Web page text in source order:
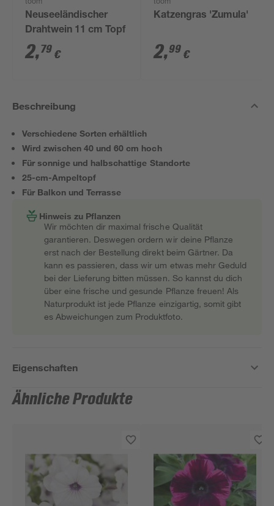
toom
Neuseeländischer
Drahtwein 11 cm Topf
2,79 €
toom
Katzengras 'Zumula'
2,99 €
Beschreibung
Verschiedene Sorten erhältlich
Wird zwischen 40 und 60 cm hoch
Für sonnige und halbschattige Standorte
25-cm-Ampeltopf
Für Balkon und Terrasse
Hinweis zu Pflanzen
Wir möchten dir maximal frische Qualität
garantieren. Deswegen ordern wir deine Pflanze
erst nach der Bestellung direkt beim Gärtner. Da
kann es passieren, dass wir um etwas mehr Geduld
bei der Lieferung bitten müssen. So kannst du dich
über eine frische und gesunde Pflanze freuen! Als
Naturprodukt ist jede Pflanze einzigartig, somit gibt
es Abweichungen zum Produktfoto.
Eigenschaften
Ähnliche Produkte